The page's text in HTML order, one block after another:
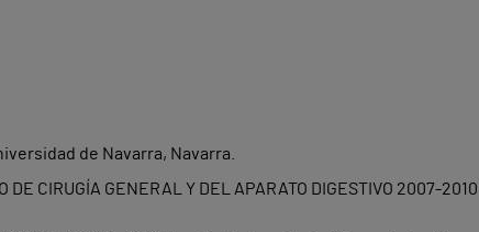
de Navarra, Navarra.
DE CIRUGÍA GENERAL Y DEL APARATO DIGESTIVO 2007-